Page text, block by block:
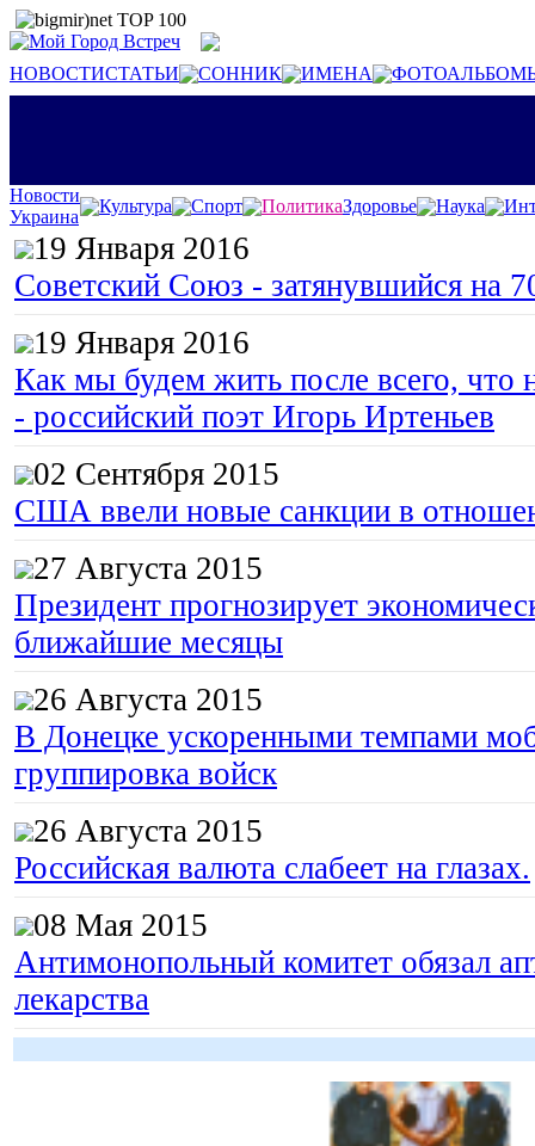
НОВОСТИСТАТЬИ СОННИК ИМЕНА
Новости
Украина
Культура Спорт ПолитикаЗдоровье Наука
19 Января 2016
Советский Союз - затянувшийся на
19 Января 2016
Как мы будем жить после всего, что
- российский поэт Игорь Иртеньев
02 Сентября 2015
США ввели новые санкции в
27 Августа 2015
Президент прогнозирует
ближайшие месяцы
26 Августа 2015
В Донецке ускоренными темпами
группировка войск
26 Августа 2015
Российская валюта слабеет на глазах.
08 Мая 2015
Антимонопольный комитет обязал
лекарства